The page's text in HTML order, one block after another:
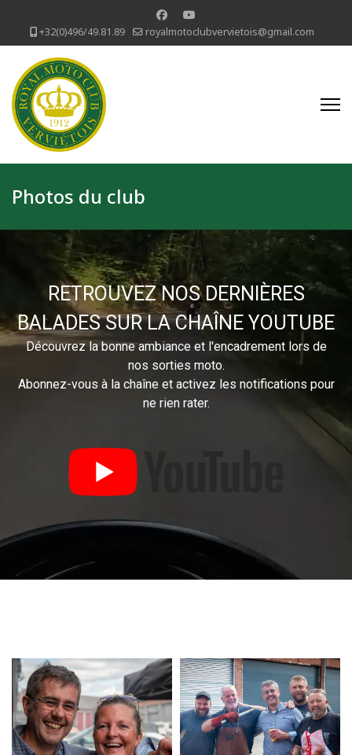
+32(0)496/49.81.89 royalmotoclubvervietois@gmail.com
Photos du club
RETROUVEZ NOS DERNIÈRES
BALADES SUR LA CHAÎNE YOUTUBE
Découvrez la bonne ambiance et l'encadrement lors de
nos sorties moto.
Abonnez-vous à la chaîne et activez les notifications pour
ne rien rater.